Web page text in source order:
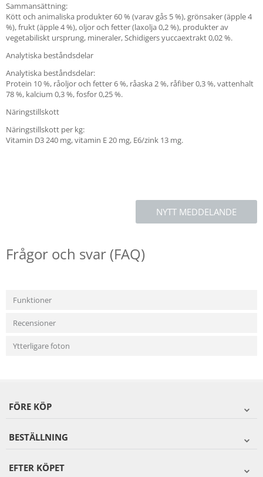
Sammansättning:
Kött och animaliska produkter 60 % (varav gås 5 %), grönsaker (äpple 4
%), frukt (äpple 4 %), oljor och fetter (laxolja 0,2 %), produkter av
vegetabiliskt ursprung, mineraler, Schidigers yuccaextrakt 0,02 %.
Analytiska beståndsdelar
Analytiska beståndsdelar:
Protein 10 %, råoljor och fetter 6 %, råaska 2 %, råfiber 0,3 %, vattenhalt
78 %, kalcium 0,3 %, fosfor 0,25 %.
Näringstillskott
Näringstillskott per kg:
Vitamin D3 240 mg, vitamin E 20 mg, E6/zink 13 mg.
NYTT MEDDELANDE
Frågor och svar (FAQ)
Funktioner
Recensioner
Ytterligare foton
FÖRE KÖP
BESTÄLLNING
EFTER KÖPET